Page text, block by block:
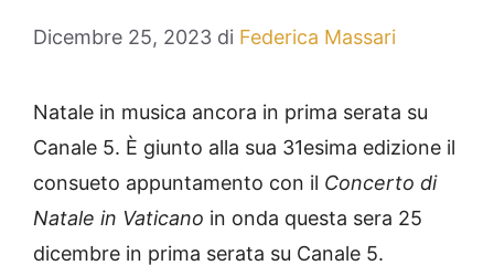
Dicembre 25, 2023 di Federica Massari
Natale in musica ancora in prima serata su
Canale 5. È giunto alla sua 31esima edizione il
consueto appuntamento con il Concerto di
Natale in Vaticano in onda questa sera 25
dicembre in prima serata su Canale 5.